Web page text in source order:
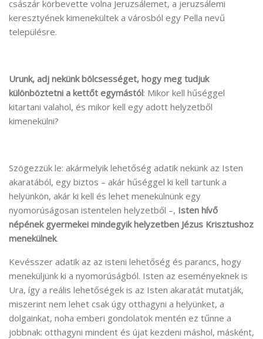
császár körbevette volna Jeruzsálemet, a jeruzsálemi
keresztyének kimenekültek a városból egy Pella nevű
településre.
Urunk, adj nekünk bölcsességet, hogy meg tudjuk
különböztetni a kettőt egymástól: Mikor kell hűséggel
kitartani valahol, és mikor kell egy adott helyzetből
kimenekülni?
Szögezzük le: akármelyik lehetőség adatik nekünk az Isten
akaratából, egy biztos – akár hűséggel ki kell tartunk a
helyünkön, akár ki kell és lehet menekülnünk egy
nyomorúságosan istentelen helyzetből –, Isten hívő
népének gyermekei mindegyik helyzetben Jézus Krisztushoz
menekülnek.
Kevésszer adatik az az isteni lehetőség és parancs, hogy
meneküljünk ki a nyomorúságból. Isten az eseményeknek is
Ura, így a reális lehetőségek is az Isten akaratát mutatják,
miszerint nem lehet csak úgy otthagyni a helyünket, a
dolgainkat, noha emberi gondolatok mentén ez tűnne a
jobbnak: otthagyni mindent és újat kezdeni máshol, másként,